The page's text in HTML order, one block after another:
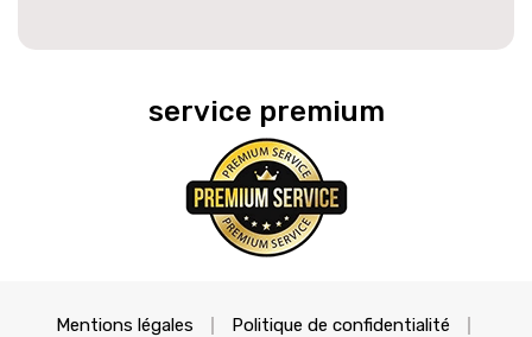
service premium
Mentions légales Politique de confidentialité